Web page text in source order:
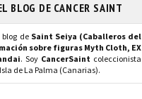
BLOG DE CANCER SAINT
de Saint Seiya (Caballeros del
sobre figuras Myth Cloth, EX
. Soy CancerSaint coleccionista
de La Palma (Canarias).